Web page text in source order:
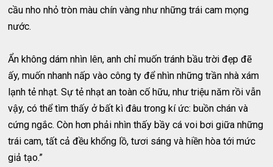
cầu nho nhỏ tròn màu chín vàng như những trái cam mọng
nước.
Ẩn không dám nhìn lên, anh chỉ muốn tránh bầu trời đẹp đẽ
ấy, muốn nhanh nấp vào công ty để nhìn những trần nhà xám
lạnh tẻ nhạt. Sự tẻ nhạt an toàn cố hữu, như triệu năm rồi vẫn
vậy, có thể tìm thấy ở bất kì đâu trong kí ức: buồn chán và
cứng ngắc. Còn hơn phải nhìn thấy bầy cá voi bơi giữa những
trái cam, tất cả đều khổng lồ, tươi sáng và hiền hòa tới mức
giả tạo.”